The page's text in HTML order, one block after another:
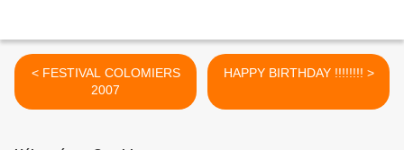
< FESTIVAL COLOMIERS
2007
HAPPY BIRTHDAY !!!!!!!! >